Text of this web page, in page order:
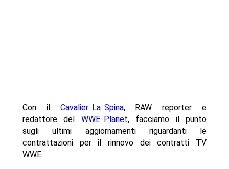
Con il Cavalier La Spina, RAW reporter e
redattore del WWE Planet, facciamo il punto
sugli ultimi aggiornamenti riguardanti le
contrattazioni per il rinnovo dei contratti TV
WWE